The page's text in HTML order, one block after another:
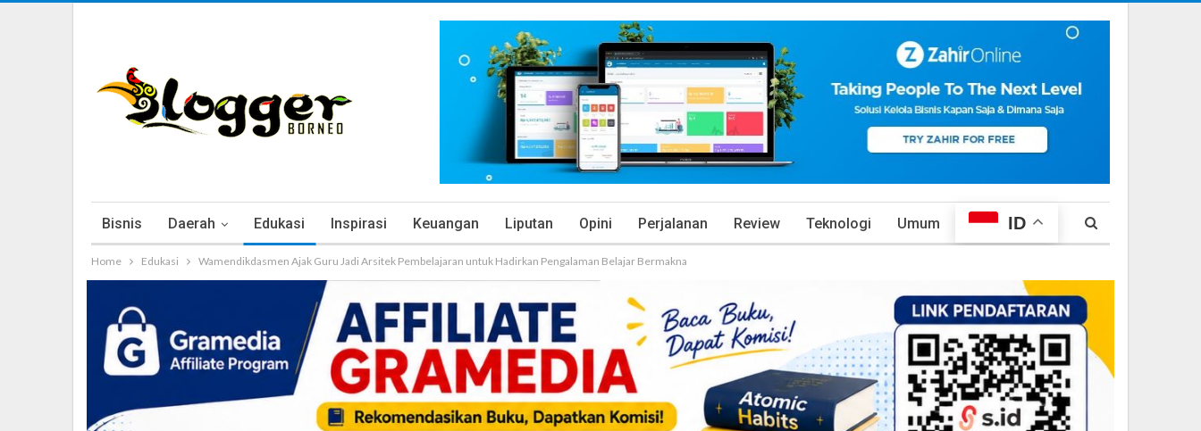
Bisnis Daerah Edukasi Inspirasi Keuangan Liputan Opini Perjalanan Review Teknologi Umum ID
Home Edukasi Wamendikdasmen Ajak Guru Jadi Arsitek Pembelajaran untuk Hadirkan Pengalaman Belajar Bermakna